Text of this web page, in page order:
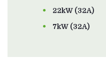
22kW (32A)
7kW (32A)